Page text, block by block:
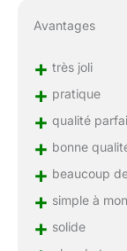
Avantages
+ très joli
+ pratique
+ qualité
+ bonne
+ beaucoup
+ simple à
+ solide